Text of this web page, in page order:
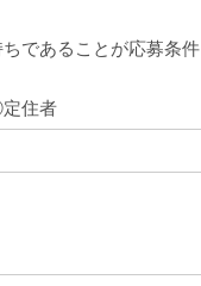
であることが応募条
住者